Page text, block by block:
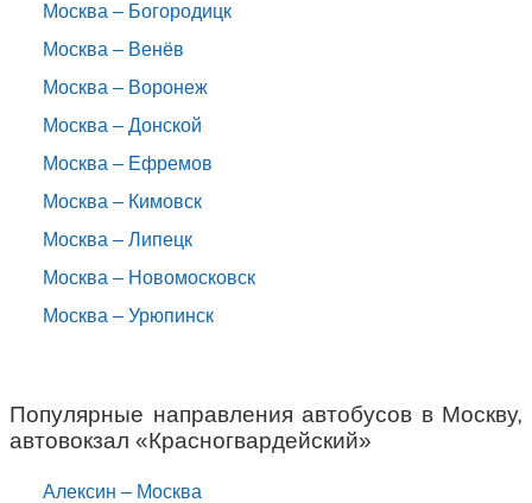
Москва – Богородицк
Москва – Венёв
Москва – Воронеж
Москва – Донской
Москва – Ефремов
Москва – Кимовск
Москва – Липецк
Москва – Новомосковск
Москва – Урюпинск
Популярные направления автобусов в Москву,
автовокзал «Красногвардейский»
Алексин – Москва